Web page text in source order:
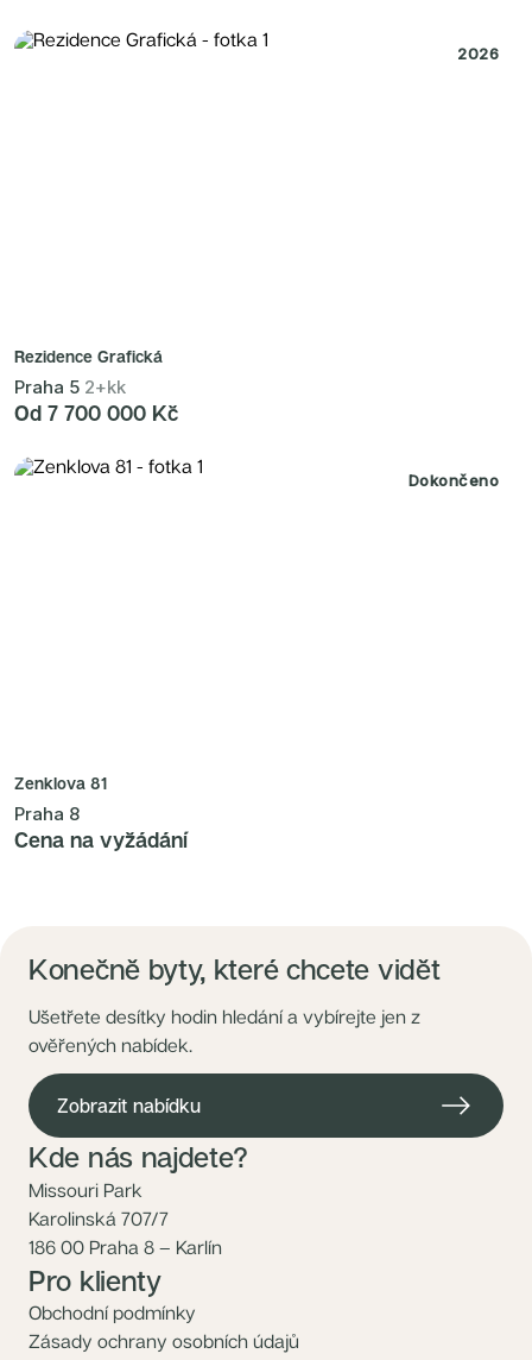
2026
Rezidence Grafická
Praha 5 2+kk
Od 7 700 000 Kč
Dokončeno
Zenklova 81
Praha 8
Cena na vyžádání
Konečně byty, které chcete vidět
Ušetřete desítky hodin hledání a vybírejte jen z
ověřených nabídek.
Zobrazit nabídku
Kde nás najdete?
Missouri Park
Karolinská 707/7
186 00 Praha 8 – Karlín
Pro klienty
Obchodní podmínky
Zásady ochrany osobních údajů